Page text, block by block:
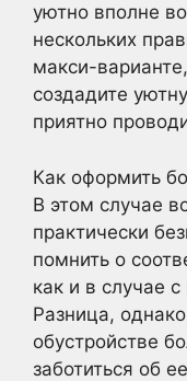
уютно вполне
нескольких
макси-
создадите
приятно
Как оформить
В этом случае
практически
помнить о
как и в случае
Разница,
обустройстве
заботиться об